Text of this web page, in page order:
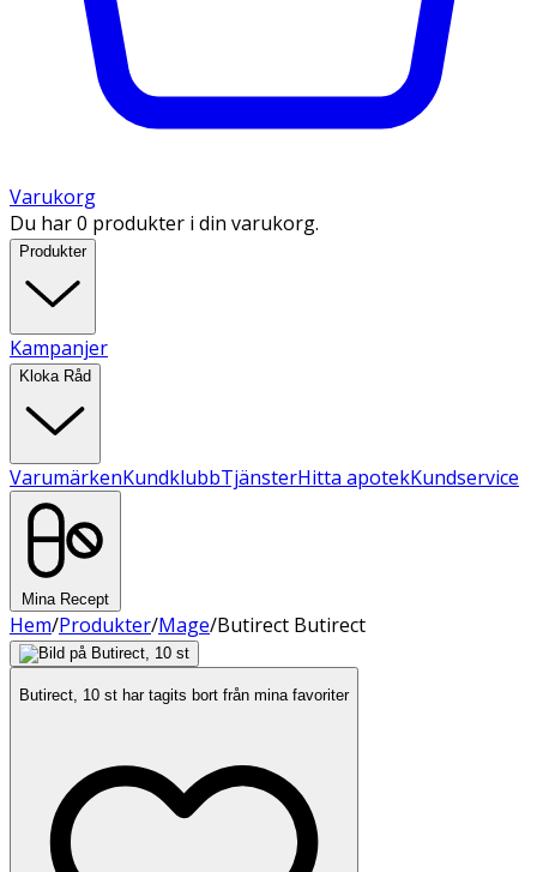
Varukorg
Du har 0 produkter i din varukorg.
Produkter
Kampanjer
Kloka Råd
VarumärkenKundklubbTjänsterHitta apotekKundservice
Mina Recept
Hem/Produkter/Mage/Butirect Butirect
Butirect, 10 st har tagits bort från mina favoriter